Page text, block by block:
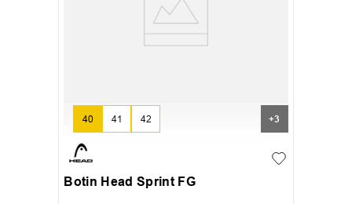
40 41 42 +3
Botin Head Sprint FG